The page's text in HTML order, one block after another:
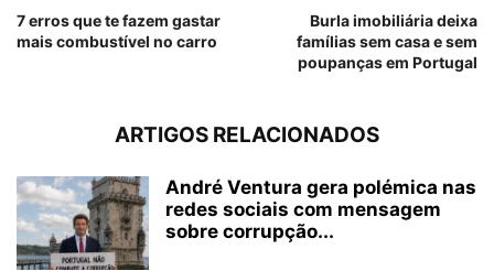
7 erros que te fazem gastar
mais combustível no carro
Burla imobiliária deixa
famílias sem casa e sem
poupanças em Portugal
ARTIGOS RELACIONADOS
André Ventura gera polémica nas
redes sociais com mensagem
sobre corrupção...